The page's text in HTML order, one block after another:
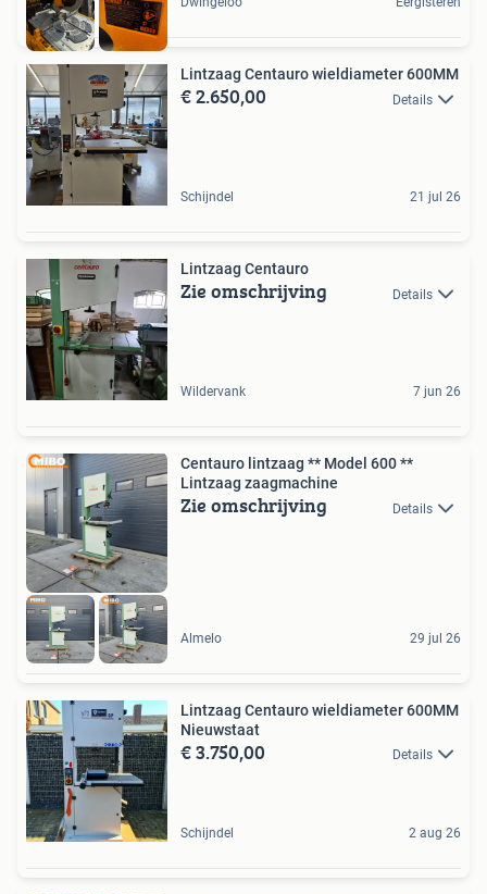
Lintzaag Centauro wieldiameter 600MM
€ 2.650,00 Details
Schijndel 21 jul 26
Lintzaag Centauro
Zie omschrijving Details
Wildervank 7 jun 26
Centauro lintzaag ** Model 600 **
Lintzaag zaagmachine
Zie omschrijving Details
Almelo 29 jul 26
Lintzaag Centauro wieldiameter 600MM
Nieuwstaat
€ 3.750,00 Details
Schijndel 2 aug 26